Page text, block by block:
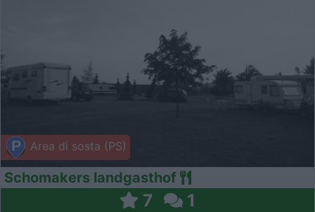
Area di sosta (PS)
Schomakers landgasthof
7 1